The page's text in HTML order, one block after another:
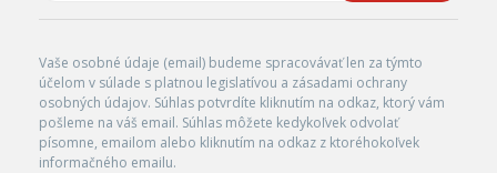
Vaše osobné údaje (email) budeme spracovávať len za týmto
účelom v súlade s platnou legislatívou a zásadami ochrany
osobných údajov. Súhlas potvrdíte kliknutím na odkaz, ktorý vám
pošleme na váš email. Súhlas môžete kedykoľvek odvolať
písomne, emailom alebo kliknutím na odkaz z ktoréhokoľvek
informačného emailu.